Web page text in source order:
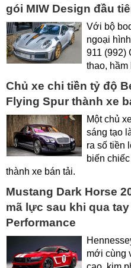
gói MIW Design đầu
Với bộ
ngoại
911 (992)
thao, hầm
Chủ xe chi tiền tỷ độ
Flying Spur thành xe
Một chủ
sáng tạo
ra số tiền
biến
thành xe bán tải.
Mustang Dark Horse
mã lực sau khi qua
Performance
mới cùng